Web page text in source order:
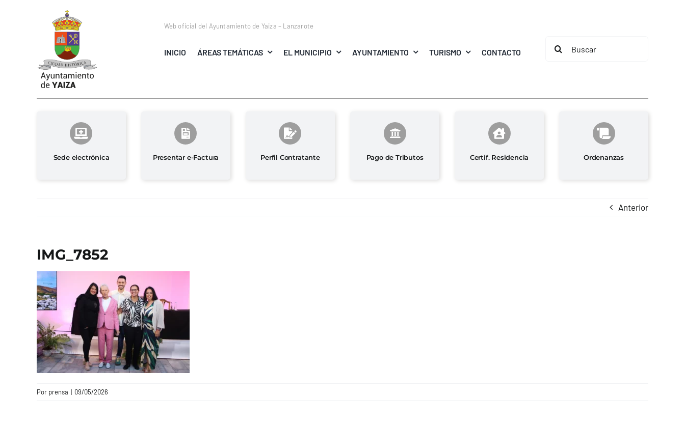
Web oficial del Ayuntamiento de Yaiza – Lanzarote
INICIO ÁREAS TEMÁTICAS EL MUNICIPIO AYUNTAMIENTO TURISMO CONTACTO
Buscar:
Sede electrónica Presentar e-Factura Perfil Contratante Pago de Tributos Certif. Residencia Ordenanzas
Anterior
IMG_7852
Por prensa | 09/05/2026